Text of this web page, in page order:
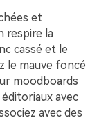
et
respire la
cassé et le
le mauve foncé
moodboards
avec
avec des